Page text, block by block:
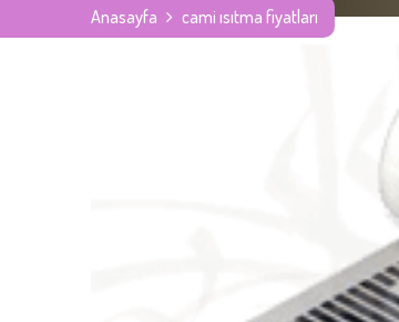
Anasayfa cami ısıtma fiyatları